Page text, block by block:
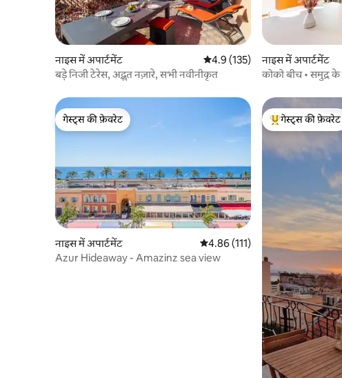
नाइस में अपार्टमेंट औसत रेटिंग 5 में से 4.9, 135 समीक्षाएँ
4.9 (135)
बड़े निजी टेरेस, अद्भुत नज़ारे, सभी नवीनीकृत
नाइस में अपार्टमेंट
कोको बीच • समुद्र के
गेस्ट्स की फ़ेवरेट
गेस्ट्स की फ़ेवरेट
नाइस में अपार्टमेंट औसत रेटिंग 5 में से 4.86, 111
4.86 (111)
Azur Hideaway - Amazinz sea view
गेस्ट्स का टॉप
गेस्ट्स की फ़ेवरेट